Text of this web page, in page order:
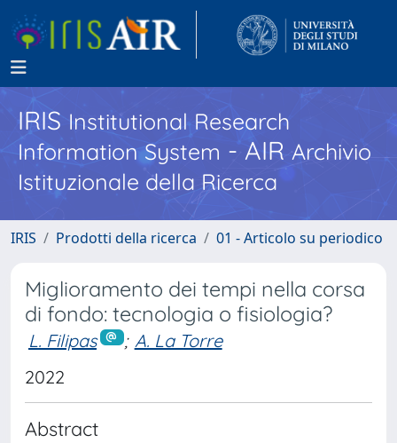
IRISInstitutional Research
Information System - AIR Archivio
Istituzionale della Ricerca
IRIS Prodotti della ricerca 01 - Articolo su periodico
Miglioramento dei tempi nella corsa
di fondo: tecnologia o fisiologia?
L. Filipas ; A. La Torre
2022
Abstract